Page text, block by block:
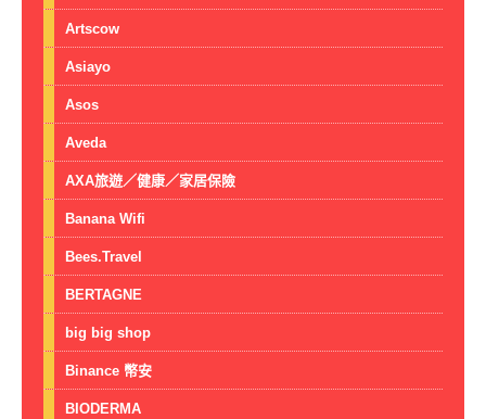
Artscow
Asiayo
Asos
Aveda
AXA旅遊／健康／家居保險
Banana Wifi
Bees.Travel
BERTAGNE
big big shop
Binance 幣安
BIODERMA